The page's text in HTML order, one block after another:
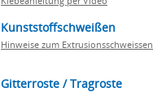
Kunststoffschweißen
Hinweise zum Extrusionsschweissen
Gitterroste / Tragroste